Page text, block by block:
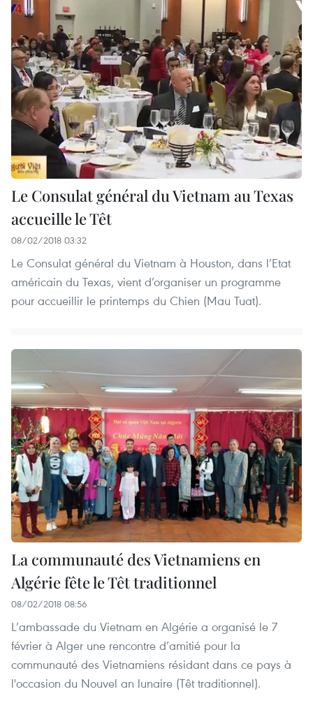
Le Consulat général du Vietnam au Texas
accueille le Têt
08/02/2018 03:32
Le Consulat général du Vietnam à Houston, dans l’Etat
américain du Texas, vient d’organiser un programme
pour accueillir le printemps du Chien (Mau Tuat).
La communauté des Vietnamiens en
Algérie fête le Têt traditionnel
08/02/2018 08:56
L’ambassade du Vietnam en Algérie a organisé le 7
février à Alger une rencontre d’amitié pour la
communauté des Vietnamiens résidant dans ce pays à
l'occasion du Nouvel an lunaire (Têt traditionnel).